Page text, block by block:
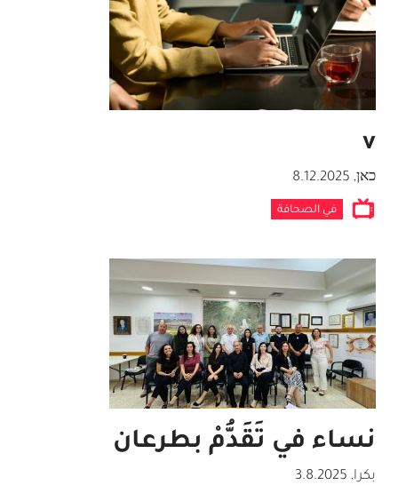
v
כאן,
8.12.2025
في الصحافة
نساء في تَقَدُّمْ بطرعان
بكرا,
3.8.2025